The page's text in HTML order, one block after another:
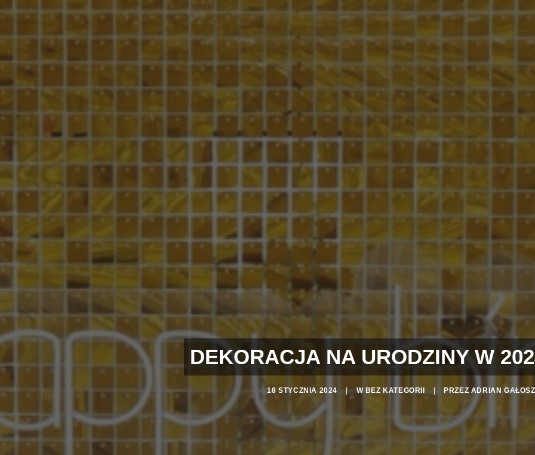
DEKORACJA NA URODZINY W
18 STYCZNIA 2024 W BEZ KATEGORII PRZEZADRIAN GAŁOSZ